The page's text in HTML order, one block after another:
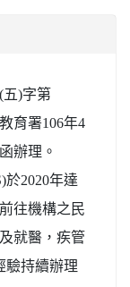
五)字第
育署106年4
辦理。
2020年達
往機構之民
就醫，疾管
驗持續辦理